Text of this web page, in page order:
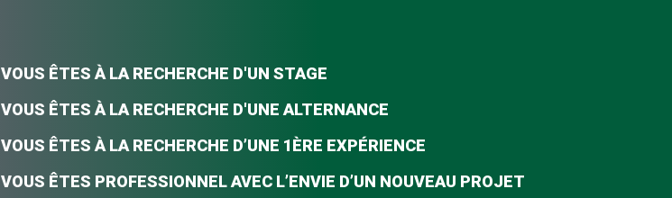
VOUS ÊTES À LA RECHERCHE D'UN STAGE
VOUS ÊTES À LA RECHERCHE D'UNE ALTERNANCE
VOUS ÊTES À LA RECHERCHE D’UNE 1ÈRE EXPÉRIENCE
VOUS ÊTES PROFESSIONNEL AVEC L’ENVIE D’UN NOUVEAU PROJET